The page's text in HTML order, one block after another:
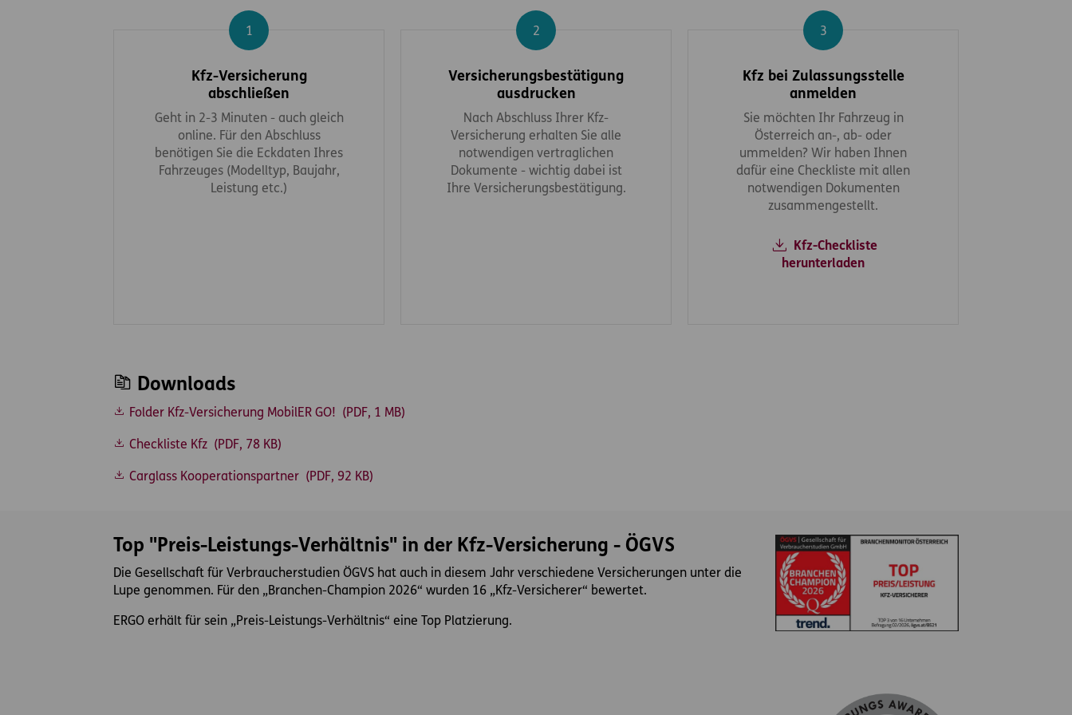
Kfz-Versicherung
abschließen
Geht in 2-3 Minuten - auch gleich
online. Für den Abschluss
benötigen Sie die Eckdaten Ihres
Fahrzeuges (Modelltyp, Baujahr,
Leistung etc.)
Versicherungsbestätigung
ausdrucken
Nach Abschluss Ihrer Kfz-
Versicherung erhalten Sie alle
notwendigen vertraglichen
Dokumente - wichtig dabei ist
Ihre Versicherungsbestätigung.
Kfz bei Zulassungsstelle
anmelden
Sie möchten Ihr Fahrzeug in
Österreich an-, ab- oder
ummelden? Wir haben Ihnen
dafür eine Checkliste mit allen
notwendigen Dokumenten
zusammengestellt.
Kfz-Checkliste
herunterladen
Downloads
Folder Kfz-Versicherung MobilER GO! (PDF, 1 MB)
Checkliste Kfz (PDF, 78 KB)
Carglass Kooperationspartner (PDF, 92 KB)
Top "Preis-Leistungs-Verhältnis" in der Kfz-Versicherung - ÖGVS
Die Gesellschaft für Verbraucherstudien ÖGVS hat auch in diesem Jahr verschiedene Versicherungen unter die
Lupe genommen. Für den „Branchen-Champion 2026“ wurden 16 „Kfz-Versicherer“ bewertet.
ERGO erhält für sein „Preis-Leistungs-Verhältnis“ eine Top Platzierung.